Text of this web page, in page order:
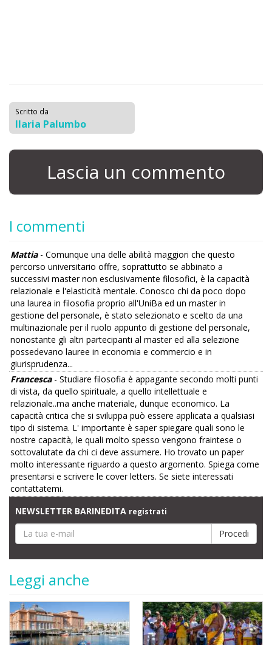
Scritto da
Ilaria Palumbo
Lascia un commento
I commenti
Mattia- Comunque una delle abilità maggiori che questo
percorso universitario offre, soprattutto se abbinato a
successivi master non esclusivamente filosofici, è la capacità
relazionale e l'elasticità mentale. Conosco chi da poco dopo
una laurea in filosofia proprio all'UniBa ed un master in
gestione del personale, è stato selezionato e scelto da una
multinazionale per il ruolo appunto di gestione del personale,
nonostante gli altri partecipanti al master ed alla selezione
possedevano lauree in economia e commercio e in
giurisprudenza...
Francesca- Studiare filosofia è appagante secondo molti punti
di vista, da quello spirituale, a quello intellettuale e
relazionale..ma anche materiale, dunque economico. La
capacità critica che si sviluppa può essere applicata a qualsiasi
tipo di sistema. L' importante è saper spiegare quali sono le
nostre capacità, le quali molto spesso vengono fraintese o
sottovalutate da chi ci deve assumere. Ho trovato un paper
molto interessante riguardo a questo argomento. Spiega come
presentarsi e scrivere le cover letters. Se siete interessati
contattatemi.
NEWSLETTER BARINEDITA registrati
Leggi anche